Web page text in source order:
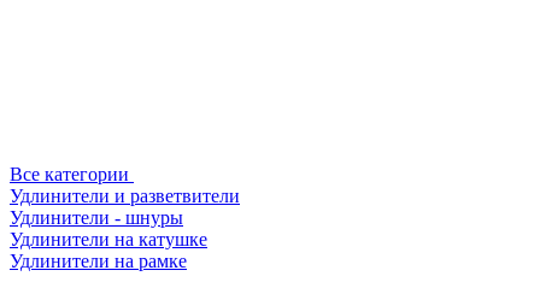
Все категории
Удлинители и разветвители
Удлинители - шнуры
Удлинители на катушке
Удлинители на рамке